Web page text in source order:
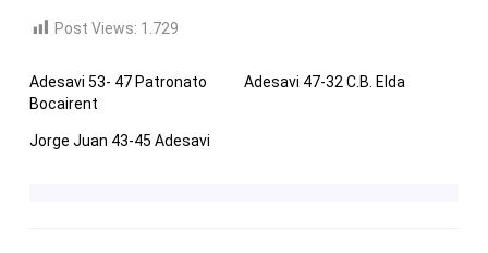
Post Views: 1.729
Adesavi 53- 47 Patronato
Bocairent
Adesavi 47-32 C.B. Elda
Jorge Juan 43-45 Adesavi